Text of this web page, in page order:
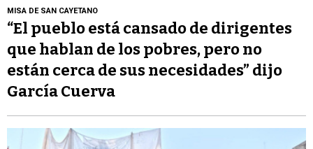
MISA DE SAN CAYETANO
“El pueblo está cansado de dirigentes
que hablan de los pobres, pero no
están cerca de sus necesidades” dijo
García Cuerva